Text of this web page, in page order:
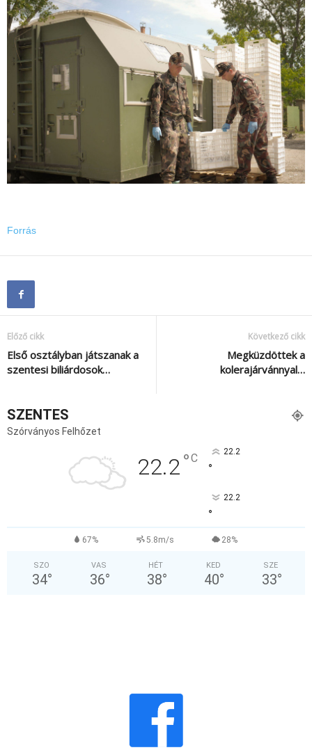
Forrás
Előző cikk
Első osztályban játszanak a
szentesi biliárdosok…
Következő cikk
Megküzdöttek a
kolerajárvánnyal…
SZENTES
Szórványos Felhőzet
22.2°C 22.2
°
22.2
°
67% 5.8m/s 28%
SZO
34°
VAS
36°
HÉT
38°
KED
40°
SZE
33°